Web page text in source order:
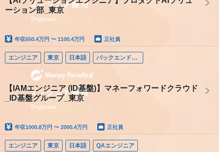
ーション部_東京
年収650.4万円 〜 1100.4万円 正社員
エンジニア 東京 日本語 バックエンドエンジニア
【IAMエンジニア (ID基盤)】マネーフォワードクラウド
_ID基盤グループ_東京
年収1000.8万円 〜 2000.4万円 正社員
エンジニア 東京 日本語 QAエンジニア